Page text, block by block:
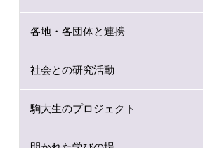
各地・各団体と連携
社会との研究活動
駒大生のプロジェクト